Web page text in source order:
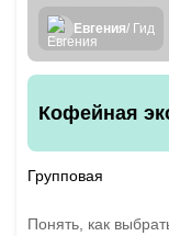
Евгения/ Гид
Кофейная
Групповая
Понять, как